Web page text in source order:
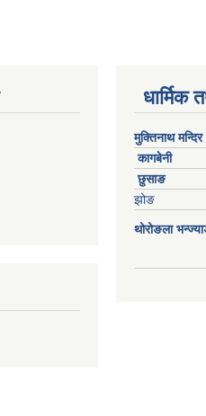
धार्मिक
मुक्तिनाथ मन्दिर
कागबेनी
छुसाङ
झोङ
थोरोङला